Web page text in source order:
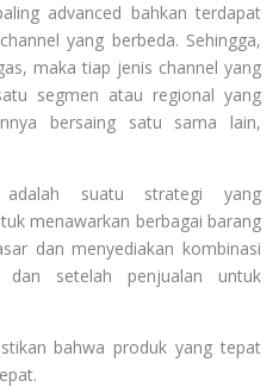
advanced bahkan terdapat
yang berbeda. Sehingga,
maka tiap jenis channel yang
segmen atau regional yang
bersaing satu sama lain,
adalah suatu strategi yang
menawarkan berbagai barang
dan menyediakan kombinasi
setelah penjualan untuk
bahwa produk yang tepat